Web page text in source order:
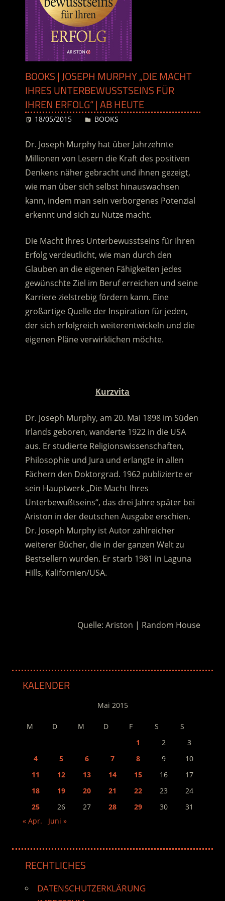
BOOKS | JOSEPH MURPHY „DIE MACHT
IHRES UNTERBEWUSSTSEINS FÜR
IHREN ERFOLG“ | AB HEUTE
18/05/2015 Desiree
BOOKS
Dr. Joseph Murphy hat über Jahrzehnte
Millionen von Lesern die Kraft des positiven
Denkens näher gebracht und ihnen gezeigt,
wie man über sich selbst hinauswachsen
kann, indem man sein verborgenes Potenzial
erkennt und sich zu Nutze macht.
Die Macht Ihres Unterbewusstseins für Ihren
Erfolg verdeutlicht, wie man durch den
Glauben an die eigenen Fähigkeiten jedes
gewünschte Ziel im Beruf erreichen und seine
Karriere zielstrebig fördern kann. Eine
großartige Quelle der Inspiration für jeden,
der sich erfolgreich weiterentwickeln und die
eigenen Pläne verwirklichen möchte.
Kurzvita
Dr. Joseph Murphy, am 20. Mai 1898 im Süden
Irlands geboren, wanderte 1922 in die USA
aus. Er studierte Religionswissenschaften,
Philosophie und Jura und erlangte in allen
Fächern den Doktorgrad. 1962 publizierte er
sein Hauptwerk „Die Macht Ihres
Unterbewußtseins“, das drei Jahre später bei
Ariston in der deutschen Ausgabe erschien.
Dr. Joseph Murphy ist Autor zahlreicher
weiterer Bücher, die in der ganzen Welt zu
Bestsellern wurden. Er starb 1981 in Laguna
Hills, Kalifornien/USA.
Quelle: Ariston | Random House
KALENDER
Mai 2015
M D M D F S
S
1
2
3
4
5 6 7 8 9
10
11
12 13 14 15 16
17
18
19 20 21 22 23
24
25
26 27 28 29 30
31
« Apr.
Juni »
RECHTLICHES
DATENSCHUTZERKLÄRUNG